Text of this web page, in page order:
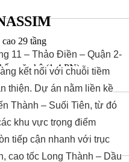
29 tầng
căn hộ (1-4 PN)
2018
11 – Thảo Điền – Quận 2-
kết nối với chuỗi tiềm
thiện. Dự án nằm liền kề
Thành – Suối Tiên, từ đó
khu vực trọng điểm
tiếp cận nhanh với trục
cao tốc Long Thành – Dầu